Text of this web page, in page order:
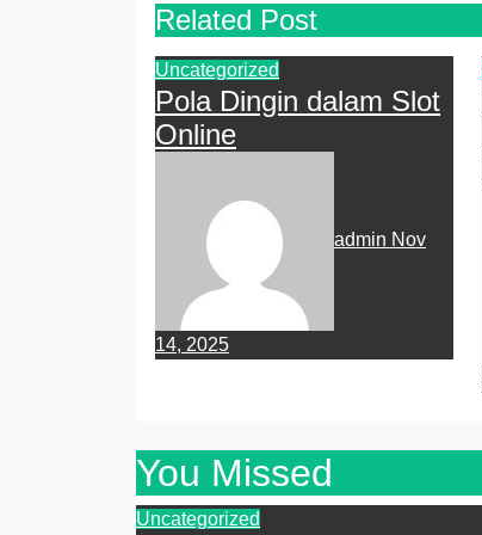
Related Post
Uncategorized
Pola Dingin dalam Slot
Online
admin Nov
14, 2025
You Missed
Uncategorized